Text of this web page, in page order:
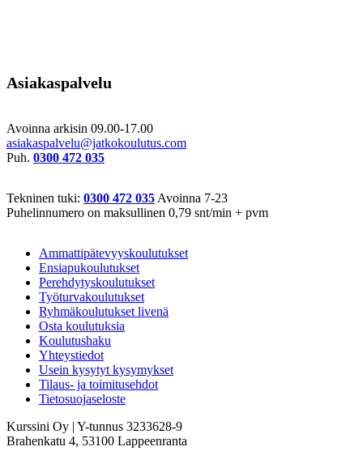
Asiakaspalvelu
Avoinna arkisin 09.00-17.00
asiakaspalvelu@jatkokoulutus.com
Puh. 0300 472 035
Tekninen tuki: 0300 472 035 Avoinna 7-23
Puhelinnumero on maksullinen 0,79 snt/min + pvm
Ammattipätevyyskoulutukset
Ensiapukoulutukset
Perehdytyskoulutukset
Työturvakoulutukset
Ryhmäkoulutukset livenä
Osta koulutuksia
Koulutushaku
Yhteystiedot
Usein kysytyt kysymykset
Tilaus- ja toimitusehdot
Tietosuojaseloste
Kurssini Oy | Y-tunnus 3233628-9
Brahenkatu 4, 53100 Lappeenranta